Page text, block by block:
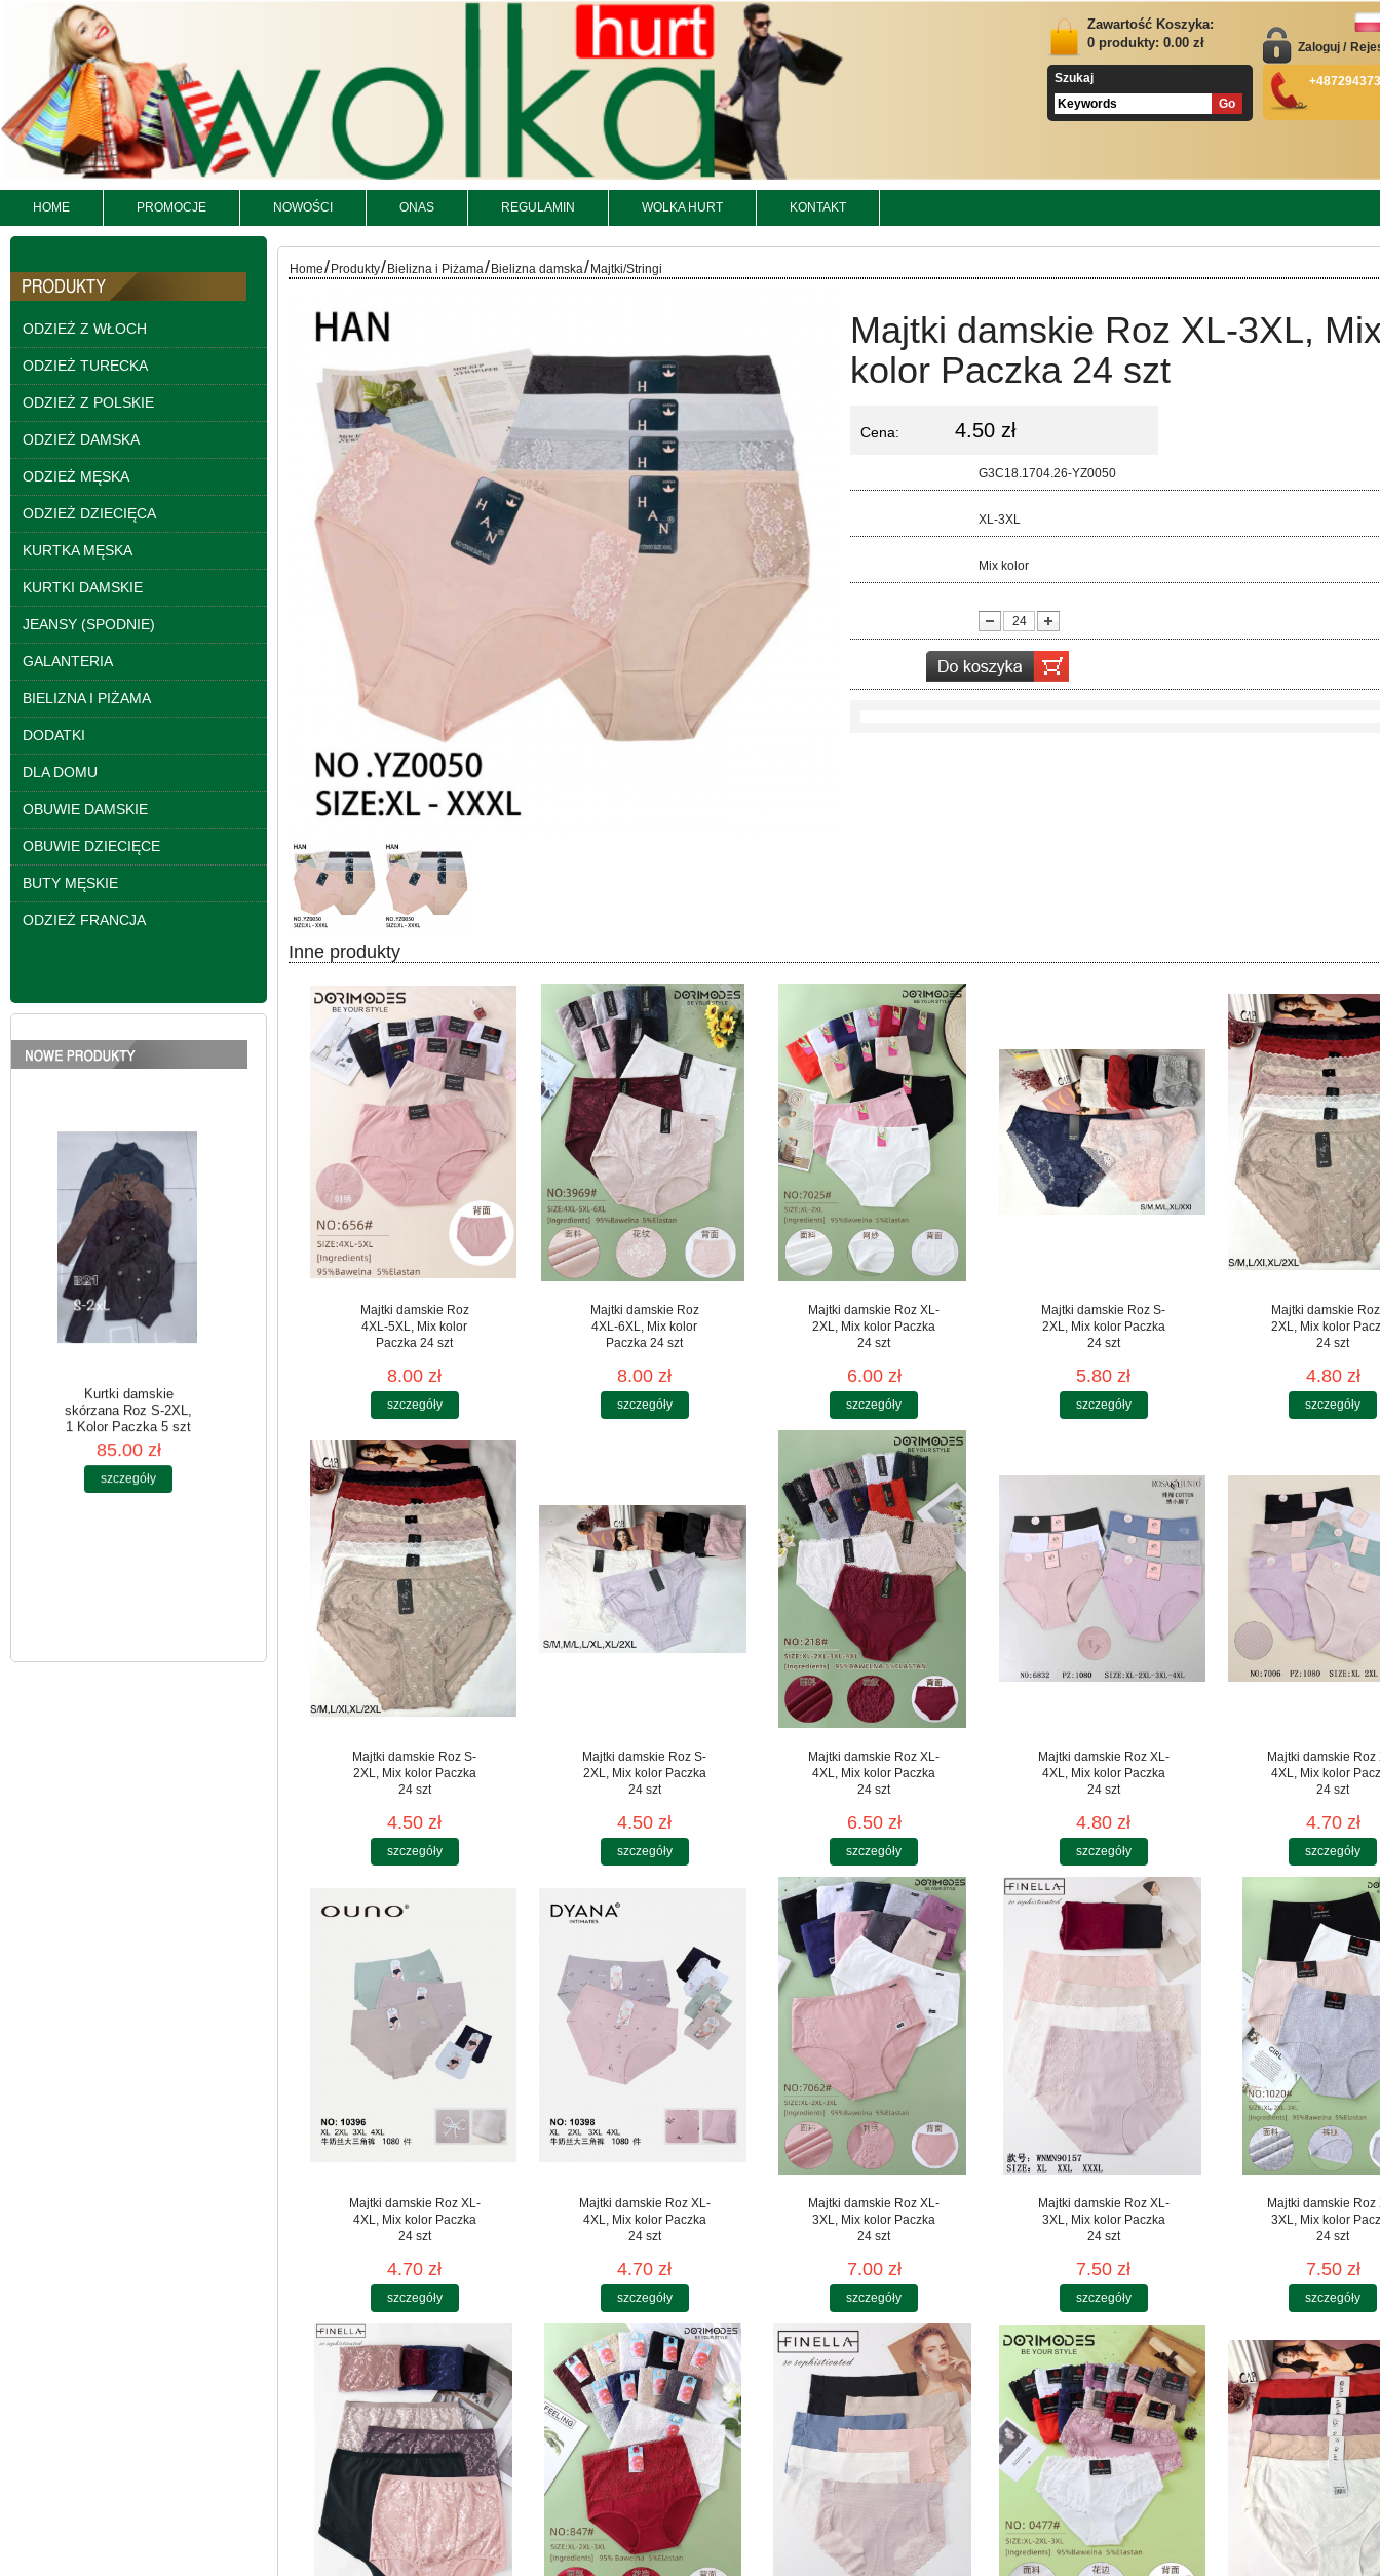
Zawartość Koszyka:
0 produkty: 0.00 zł
Szukaj
Zaloguj /
HOME PROMOCJE NOWOŚCI ONAS REGULAMIN WOLKA HURT KONTAKT
ODZIEŻ Z WŁOCH
ODZIEŻ TURECKA
ODZIEŻ Z POLSKIE
ODZIEŻ DAMSKA
ODZIEŻ MĘSKA
ODZIEŻ DZIECIĘCA
KURTKA MĘSKA
KURTKI DAMSKIE
JEANSY (SPODNIE)
GALANTERIA
BIELIZNA I PIŻAMA
DODATKI
DLA DOMU
OBUWIE DAMSKIE
OBUWIE DZIECIĘCE
BUTY MĘSKIE
ODZIEŻ FRANCJA
95.00 zł
Kurtki damskie
skórzana Roz S-XL, 1
Kolor Paczka 5 szt
95.00 zł
Kurtki damskie
szczegóły
Kurtki damskie
skórzana Roz S-2XL,
Home/ Produkty/ Bielizna i Piżama/ Bielizna damska/ Majtki/Stringi
Majtki damskie Roz XL-3XL,
kolor Paczka 24 szt
Cena: 4.50 zł
G3C18.1704.26-YZ0050
XL-3XL
Mix kolor
Inne produkty
Majtki damskie Roz
4XL-5XL, Mix kolor
Paczka 24 szt
8.00 zł
szczegóły
Majtki damskie Roz
4XL-6XL, Mix kolor
Paczka 24 szt
8.00 zł
szczegóły
Majtki damskie Roz XL-
2XL, Mix kolor Paczka
24 szt
6.00 zł
szczegóły
Majtki damskie Roz S-
2XL, Mix kolor Paczka
24 szt
5.80 zł
szczegóły
Majtki damskie
2XL, Mix kolor
24 szt
4.80 zł
szczegóły
Majtki damskie Roz S-
2XL, Mix kolor Paczka
24 szt
4.50 zł
szczegóły
Majtki damskie Roz S-
2XL, Mix kolor Paczka
24 szt
4.50 zł
szczegóły
Majtki damskie Roz XL-
4XL, Mix kolor Paczka
24 szt
6.50 zł
szczegóły
Majtki damskie Roz XL-
4XL, Mix kolor Paczka
24 szt
4.80 zł
szczegóły
Majtki damskie Roz
4XL, Mix kolor
24 szt
4.70 zł
szczegóły
Majtki damskie Roz XL-
4XL, Mix kolor Paczka
24 szt
4.70 zł
szczegóły
Majtki damskie Roz XL-
4XL, Mix kolor Paczka
24 szt
4.70 zł
szczegóły
Majtki damskie Roz XL-
3XL, Mix kolor Paczka
24 szt
7.00 zł
szczegóły
Majtki damskie Roz XL-
3XL, Mix kolor Paczka
24 szt
7.50 zł
szczegóły
Majtki damskie Roz
3XL, Mix kolor
24 szt
7.50 zł
szczegóły